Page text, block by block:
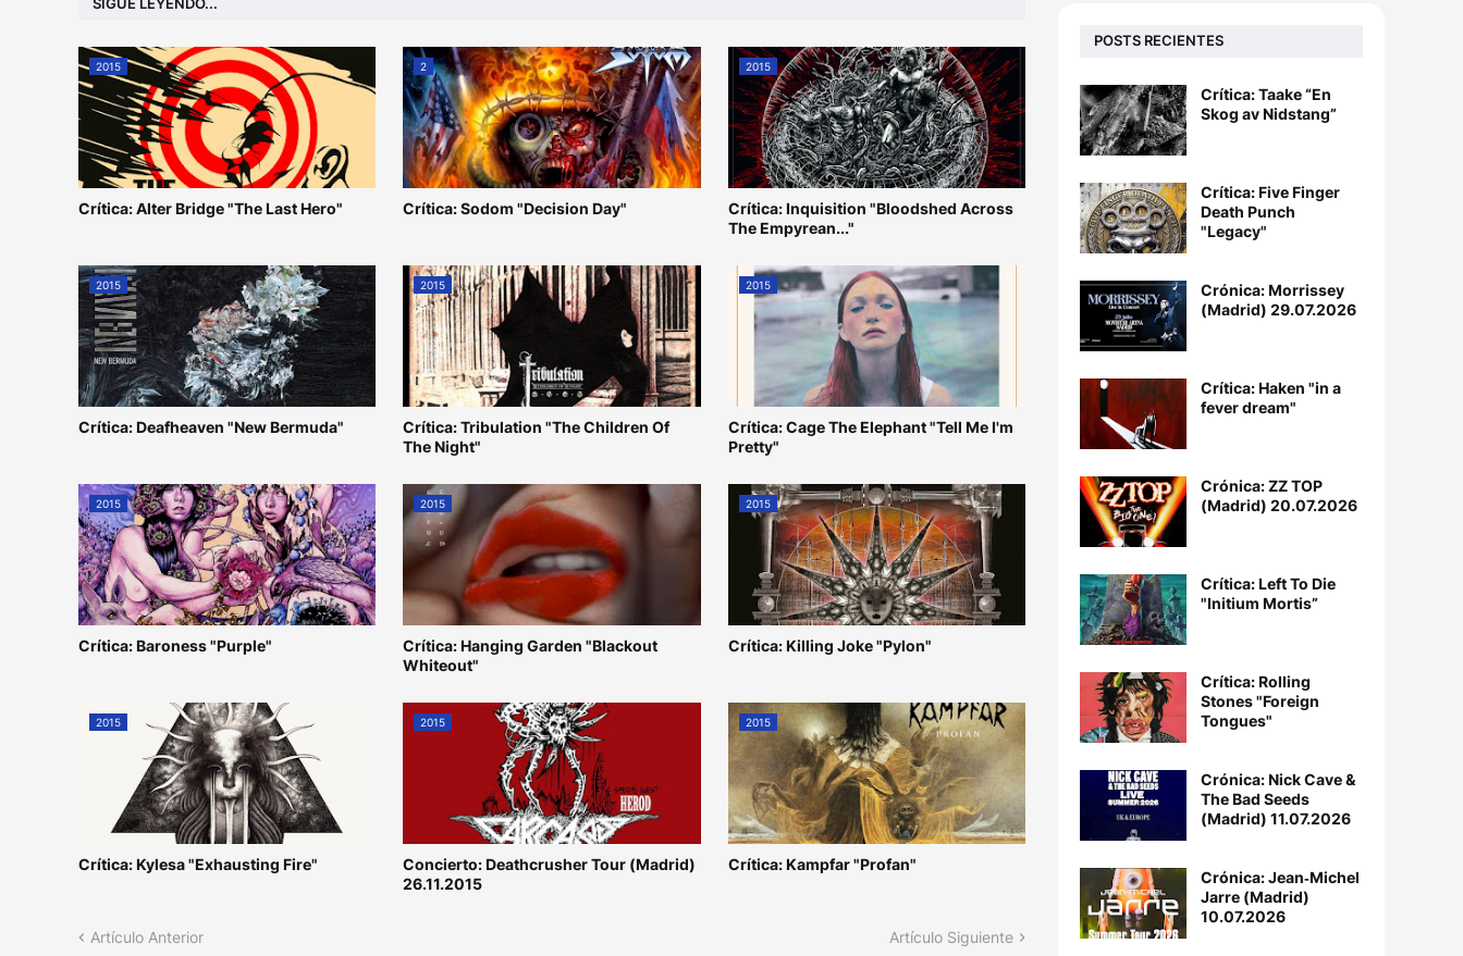
2015
Crítica: Alter Bridge "The Last Hero"
2
Crítica: Sodom "Decision Day"
2015
Crítica: Inquisition "Bloodshed Across
The Empyrean..."
2015
Crítica: Deafheaven "New Bermuda"
2015
Crítica: Tribulation "The Children Of
The Night"
2015
Crítica: Cage The Elephant "Tell Me I'm
Pretty"
2015
Crítica: Baroness "Purple"
2015
Crítica: Hanging Garden "Blackout
Whiteout"
2015
Crítica: Killing Joke "Pylon"
2015
Crítica: Kylesa "Exhausting Fire"
2015
Concierto: Deathcrusher Tour (Madrid)
26.11.2015
2015
Crítica: Kampfar "Profan"
Artículo Anterior Artículo Siguiente
POSTS RECIENTES
Crítica: Taake “En
Skog av Nidstang”
Crítica: Five Finger
Death Punch
"Legacy"
Crónica: Morrissey
(Madrid) 29.07.2026
Crítica: Haken "in a
fever dream"
Crónica: ZZ TOP
(Madrid) 20.07.2026
Crítica: Left To Die
"Initium Mortis”
Crítica: Rolling
Stones "Foreign
Tongues"
Crónica: Nick Cave &
The Bad Seeds
(Madrid) 11.07.2026
Crónica: Jean‐Michel
Jarre (Madrid)
10.07.2026